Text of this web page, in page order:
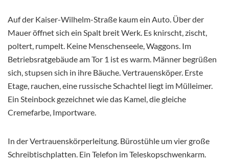
Auf der Kaiser-Wilhelm-Straße kaum ein Auto. Über der
Mauer öffnet sich ein Spalt breit Werk. Es knirscht, zischt,
poltert, rumpelt. Keine Menschenseele, Waggons. Im
Betriebsratgebäude am Tor 1 ist es warm. Männer begrüßen
sich, stupsen sich in ihre Bäuche. Vertrauensköper. Erste
Etage, rauchen, eine russische Schachtel liegt im Mülleimer.
Ein Steinbock gezeichnet wie das Kamel, die gleiche
Cremefarbe, Importware.
In der Vertrauenskörperleitung. Bürostühle um vier große
Schreibtischplatten. Ein Telefon im Teleskopschwenkarm.